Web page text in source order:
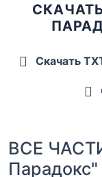
Скачать
ВСЕ
Парадокс"